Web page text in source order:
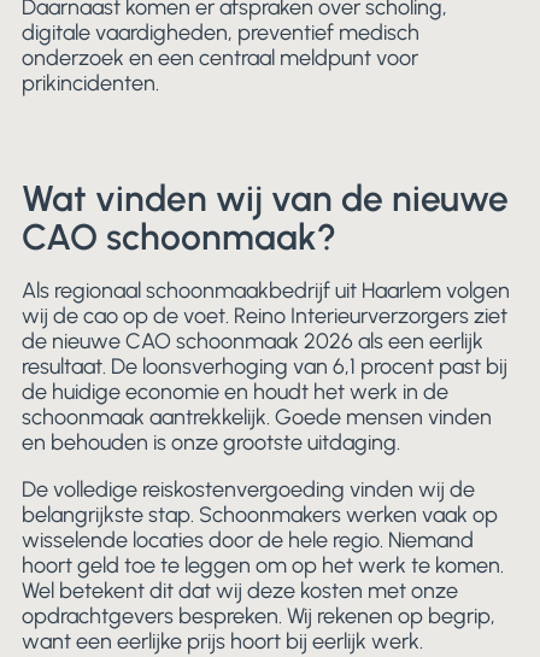
Daarnaast komen er afspraken over scholing,
digitale vaardigheden, preventief medisch
onderzoek en een centraal meldpunt voor
prikincidenten.
Wat vinden wij van de nieuwe
CAO schoonmaak?
Als regionaal schoonmaakbedrijf uit Haarlem volgen
wij de cao op de voet. Reino Interieurverzorgers ziet
de nieuwe CAO schoonmaak 2026 als een eerlijk
resultaat. De loonsverhoging van 6,1 procent past bij
de huidige economie en houdt het werk in de
schoonmaak aantrekkelijk. Goede mensen vinden
en behouden is onze grootste uitdaging.
De volledige reiskostenvergoeding vinden wij de
belangrijkste stap. Schoonmakers werken vaak op
wisselende locaties door de hele regio. Niemand
hoort geld toe te leggen om op het werk te komen.
Wel betekent dit dat wij deze kosten met onze
opdrachtgevers bespreken. Wij rekenen op begrip,
want een eerlijke prijs hoort bij eerlijk werk.